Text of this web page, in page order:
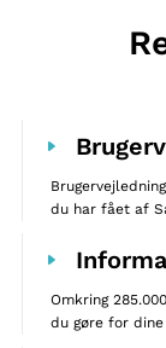
du har fået af
Omkring
du gøre for